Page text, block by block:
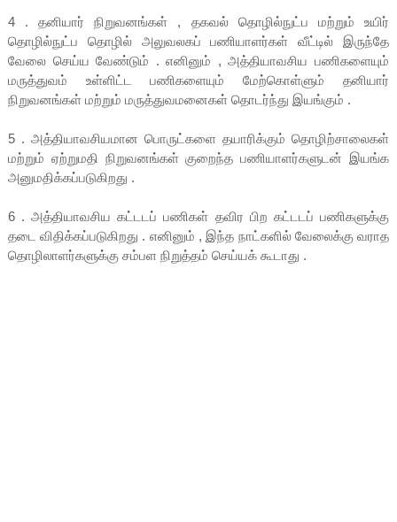
4 . தனியார் நிறுவனங்கள் , தகவல் தொழில்நுட்ப மற்றும் உயிர்
தொழில்நுட்ப தொழில் அலுவலகப் பணியாளர்கள் வீட்டில் இருந்தே
வேலை செய்ய வேண்டும் . எனினும் , அத்தியாவசிய பணிகளையும்
மருத்துவம் உள்ளிட்ட பணிகளையும் மேற்கொள்ளும் தனியார்
நிறுவனங்கள் மற்றும் மருத்துவமனைகள் தொடர்ந்து இயங்கும் .
5 . அத்தியாவசியமான பொருட்களை தயாரிக்கும் தொழிற்சாலைகள்
மற்றும் ஏற்றுமதி நிறுவனங்கள் குறைந்த பணியாளர்களுடன் இயங்க
அனுமதிக்கப்படுகிறது .
6 . அத்தியாவசிய கட்டடப் பணிகள் தவிர பிற கட்டடப் பணிகளுக்கு
தடை விதிக்கப்படுகிறது . எனினும் , இந்த நாட்களில் வேலைக்கு வராத
தொழிலாளர்களுக்கு சம்பள நிறுத்தம் செய்யக் கூடாது .